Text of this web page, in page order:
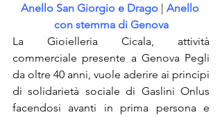
Anello San Giorgio e Drago | Anello
con stemma di Genova
La Gioielleria Cicala, attività
commerciale presente a Genova Pegli
da oltre 40 anni, vuole aderire ai principi
di solidarietà sociale di Gaslini Onlus
facendosi avanti in prima persona e